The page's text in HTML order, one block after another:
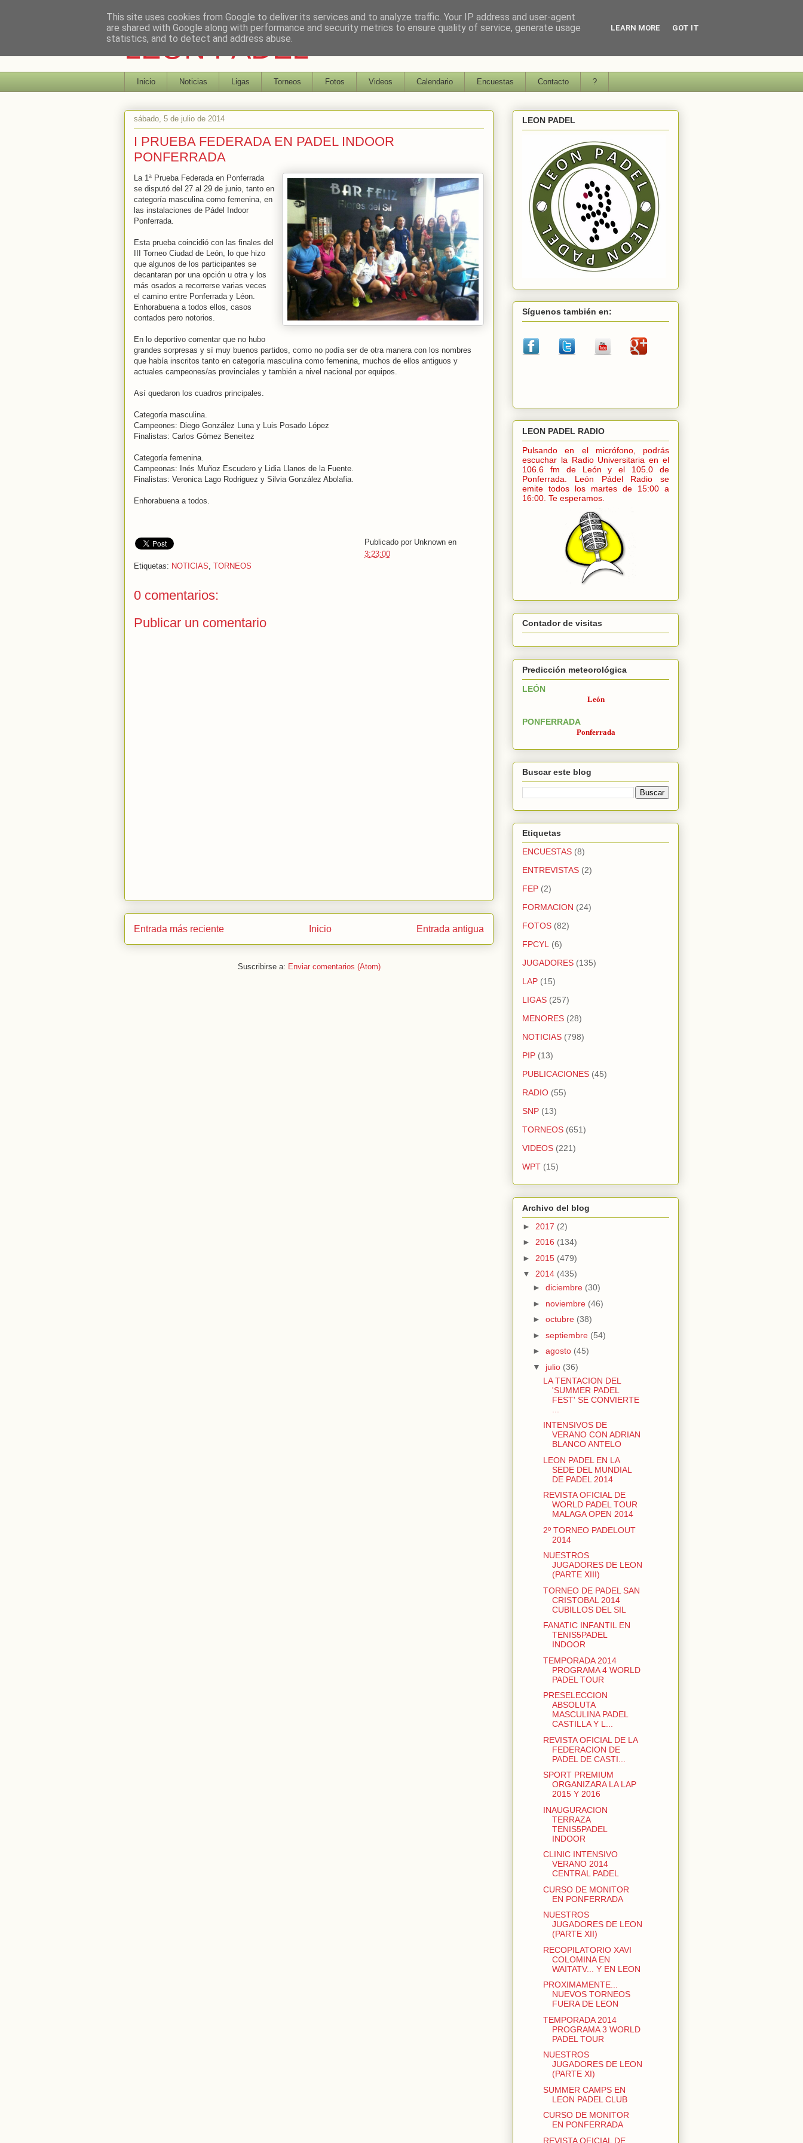
LEON PADEL
Inicio Noticias Ligas Torneos Fotos Videos Calendario Encuestas Contacto ?
sábado, 5 de julio de 2014
I PRUEBA FEDERADA EN PADEL INDOOR
PONFERRADA
La 1ª Prueba Federada en Ponferrada
se disputó del 27 al 29 de junio, tanto en
categoría masculina como femenina, en
las instalaciones de Pádel Indoor
Ponferrada.
Esta prueba coincidió con las finales del
III Torneo Ciudad de León, lo que hizo
que algunos de los participantes se
decantaran por una opción u otra y los
más osados a recorrerse varias veces
el camino entre Ponferrada y Léon.
Enhorabuena a todos ellos, casos
contados pero notorios.
En lo deportivo comentar que no hubo
grandes sorpresas y sí muy buenos partidos, como no podía ser de otra manera con los nombres
que había inscritos tanto en categoría masculina como femenina, muchos de ellos antiguos y
actuales campeones/as provinciales y también a nivel nacional por equipos.
Así quedaron los cuadros principales.
Categoría masculina.
Campeones: Diego González Luna y Luis Posado López
Finalistas: Carlos Gómez Beneitez
Categoría femenina.
Campeonas: Inés Muñoz Escudero y Lidia Llanos de la Fuente.
Finalistas: Veronica Lago Rodriguez y Silvia González Abolafia.
Enhorabuena a todos.
Publicado por Unknown en
3:23:00
Etiquetas: NOTICIAS, TORNEOS
0 comentarios:
Publicar un comentario
Entrada más reciente Entrada antigua
Inicio
Suscribirse a: Enviar comentarios (Atom)
LEON PADEL
Síguenos también en:
LEON PADEL RADIO
Pulsando en el micrófono, podrás
escuchar la Radio Universitaria en el
106.6 fm de León y el 105.0 de
Ponferrada. León Pádel Radio se
emite todos los martes de 15:00 a
16:00. Te esperamos.
Contador de visitas
Predicción meteorológica
LEÓN
León
PONFERRADA
Ponferrada
Buscar este blog
Etiquetas
ENCUESTAS (8)
ENTREVISTAS (2)
FEP (2)
FORMACION (24)
FOTOS (82)
FPCYL (6)
JUGADORES (135)
LAP (15)
LIGAS (257)
MENORES (28)
NOTICIAS (798)
PIP (13)
PUBLICACIONES (45)
RADIO (55)
SNP (13)
TORNEOS (651)
VIDEOS (221)
WPT (15)
Archivo del blog
► 2017 (2)
► 2016 (134)
► 2015 (479)
▼ 2014 (435)
► diciembre (30)
► noviembre (46)
► octubre (38)
► septiembre (54)
► agosto (45)
▼ julio (36)
LA TENTACION DEL
'SUMMER PADEL
FEST' SE CONVIERTE
INTENSIVOS DE
VERANO CON ADRIAN
BLANCO ANTELO
LEON PADEL EN LA
SEDE DEL MUNDIAL
DE PADEL 2014
REVISTA OFICIAL DE
WORLD PADEL TOUR
MALAGA OPEN 2014
2º TORNEO PADELOUT
2014
NUESTROS
JUGADORES DE LEON
(PARTE XIII)
TORNEO DE PADEL SAN
CRISTOBAL 2014
CUBILLOS DEL SIL
FANATIC INFANTIL EN
TENIS5PADEL
INDOOR
TEMPORADA 2014
PROGRAMA 4 WORLD
PADEL TOUR
PRESELECCION
ABSOLUTA
MASCULINA PADEL
CASTILLA Y L...
REVISTA OFICIAL DE LA
FEDERACION DE
PADEL DE CASTI...
SPORT PREMIUM
ORGANIZARA LA LAP
2015 Y 2016
INAUGURACION
TERRAZA
TENIS5PADEL
INDOOR
CLINIC INTENSIVO
VERANO 2014
CENTRAL PADEL
CURSO DE MONITOR
EN PONFERRADA
NUESTROS
JUGADORES DE LEON
(PARTE XII)
RECOPILATORIO XAVI
COLOMINA EN
WAITATV... Y EN LEON
PROXIMAMENTE...
NUEVOS TORNEOS
FUERA DE LEON
TEMPORADA 2014
PROGRAMA 3 WORLD
PADEL TOUR
NUESTROS
JUGADORES DE LEON
(PARTE XI)
SUMMER CAMPS EN
LEON PADEL CLUB
CURSO DE MONITOR
EN PONFERRADA
REVISTA OFICIAL DE
This site uses cookies from Google to deliver its services and to analyze traffic. Your IP address and user-agent
are shared with Google along with performance and security metrics to ensure quality of service, generate usage
statistics, and to detect and address abuse.
LEARN MORE GOT IT